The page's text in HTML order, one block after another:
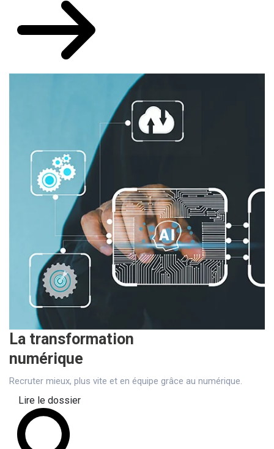
La transformation
numérique
Recruter mieux, plus vite et en équipe grâce au numérique.
Lire le dossier